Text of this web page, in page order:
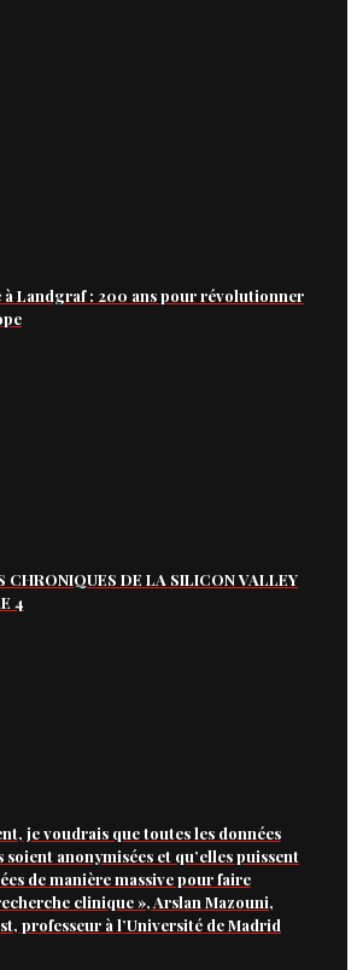
à Landgraf : 200 ans pour révolutionner
CHRONIQUES DE LA SILICON VALLEY
4
je voudrais que toutes les données
soient anonymisées et qu’elles puissent
de manière massive pour faire
clinique », Arslan Mazouni,
professeur à l’Université de Madrid